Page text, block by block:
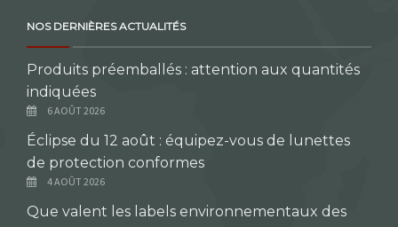
NOS DERNIÈRES ACTUALITÉS
Produits préemballés : attention aux quantités
indiquées
6 AOÛT 2026
Éclipse du 12 août : équipez-vous de lunettes
de protection conformes
4 AOÛT 2026
Que valent les labels environnementaux des